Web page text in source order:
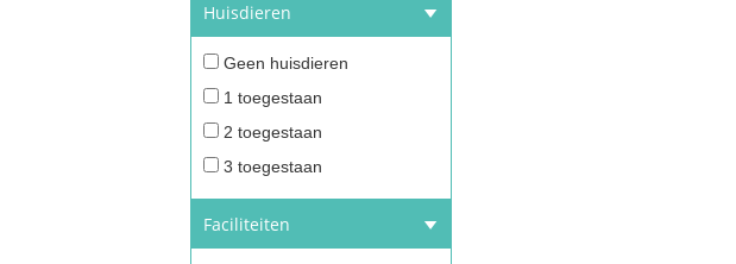
Huisdieren
Geen huisdieren
1 toegestaan
2 toegestaan
3 toegestaan
Faciliteiten